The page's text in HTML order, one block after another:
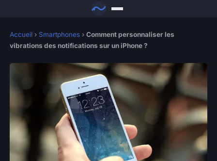
Accueil › Smartphones › Comment personnaliser les
vibrations des notifications sur un iPhone ?